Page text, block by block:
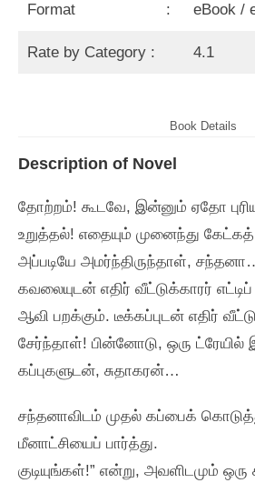
Format : eBook /
Rate by Category : 4.1
Book Details
Description of Novel
தோற்றம்‌! கூடவே, இன்னும்‌ ஏதோ
உறுத்தல்‌! எதையும்‌ முனைந்து
அப்படியே அமர்ந்திருந்தாள்‌,
கவலையுடன்‌ எதிர்‌ வீட்டுக்காரர்‌
ஆவி பறக்கும்‌. டீக்கப்புடன்‌ எதிர்‌
சேர்ந்தாள்‌! பின்னோடு, ஒரு ட்ரேயில்‌
கப்புகளுடன்‌, சுதாகரன்‌…
சந்தனாவிடம்‌ முதல்‌ கப்பைக்‌
மீனாட்சியைப்‌ பார்த்து.
குடியுங்கள்‌!” என்று, அவளிடமும்‌